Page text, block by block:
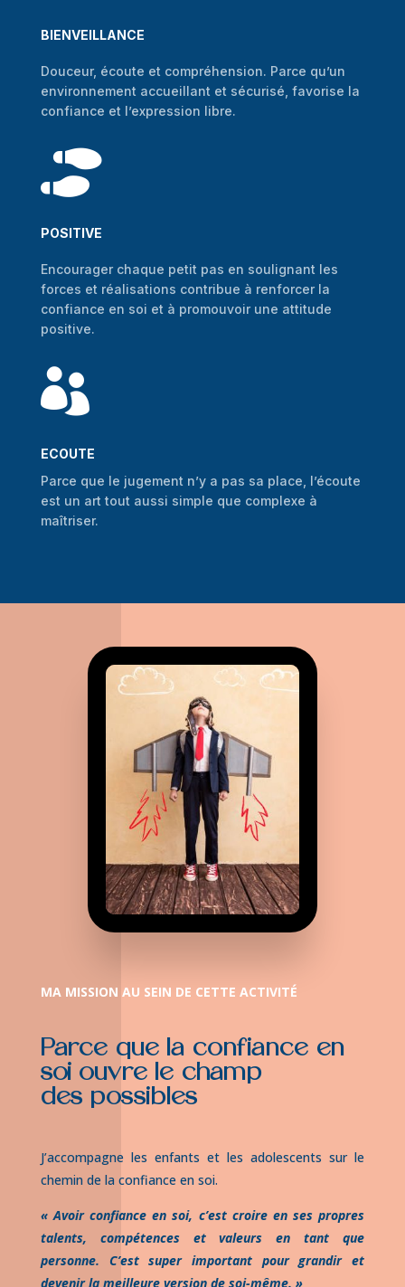
BIENVEILLANCE
Douceur, écoute et compréhension. Parce qu’un
environnement accueillant et sécurisé, favorise la
confiance et l’expression libre.

POSITIVE
Encourager chaque petit pas en soulignant les
forces et réalisations contribue à renforcer la
confiance en soi et à promouvoir une attitude
positive.

ECOUTE
Parce que le jugement n’y a pas sa place, l’écoute
est un art tout aussi simple que complexe à
maîtriser.
MA MISSION AU SEIN DE CETTE ACTIVITÉ
Parce que la confiance en
soi ouvre le champ
des possibles
J’accompagne les enfants et les adolescents sur le
chemin de la confiance en soi.
« Avoir confiance en soi, c’est croire en ses propres
talents, compétences et valeurs en tant que
personne. C’est super important pour grandir et
devenir la meilleure version de soi-même. »